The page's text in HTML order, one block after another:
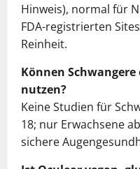
Hinweis), normal für
FDA-registrierten
Reinheit.
Können
nutzen?
Keine Studien für
18; nur Erwachsene
sichere